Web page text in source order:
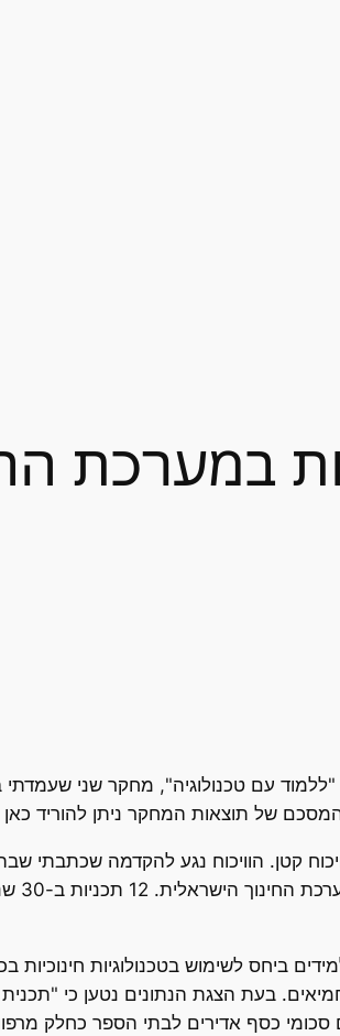
במערכת
עם טכנולוגיה", מחקר שני
של תוצאות המחקר ניתן להוריד כאן
בעת הצגת הנתונים נטען כי
סכומי כסף אדירים לבתי הספר כחלק